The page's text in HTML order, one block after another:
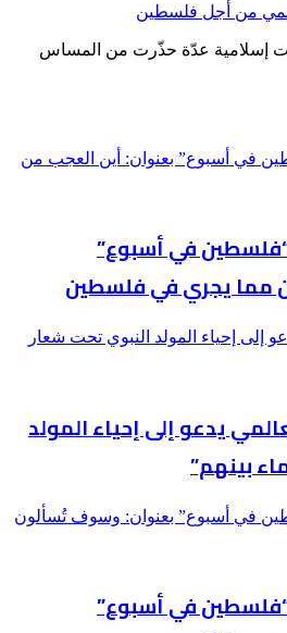
من أجل فلسطين
إسلامية عدّة حذّرت من المساس
“فلسطين في أسبوع” بعنوان: أين العجب من
مجلة “فلسطين في أسبوع”
مما يجري في فلسطين
إلى إحياء المولد النبوي تحت شعار
يدعو إلى إحياء المولد
بينهم”
“فلسطين في أسبوع” بعنوان: وسوف تُسألون
مجلة “فلسطين في أسبوع”